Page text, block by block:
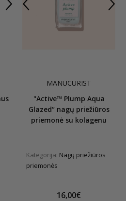
MANUCURIST
"Active™ Plump Aqua
Glazed“ nagų priežiūros
priemonė su kolagenu
Kategorija: Nagų priežiūros
priemonės
16,00€